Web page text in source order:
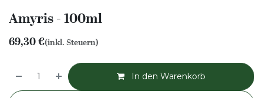
Amyris - 100ml
69,30€(inkl. Steuern)
In den Warenkorb